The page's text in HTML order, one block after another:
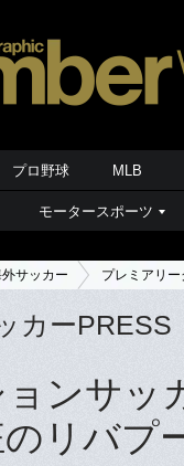
プロ野球 MLB
モータースポーツ
サッカー プレミアリー
カーPRESS
ンサッ
リバプ